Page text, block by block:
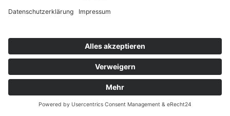
Geolocation
Des Weiteren speichert Usercentrics ein Cookie
in Ihrem Browser, um Ihnen die erteilten
Einwilligungen bzw. deren Widerruf zuordnen
zu können. Die so erfassten Daten werden
gespeichert, bis Sie uns zur Löschung
auffordern, das Usercentrics-Cookie selbst